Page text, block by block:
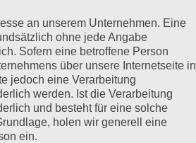
an unserem Unternehmen. Eine
ohne jede Angabe
Sofern eine betroffene Person
über unsere Internetseite in
jedoch eine Verarbeitung
werden. Ist die Verarbeitung
und besteht für eine solche
holen wir generell eine
ein.